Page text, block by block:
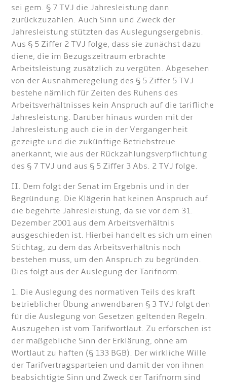
sei gem. § 7 TVJ die Jahresleistung dann
zurückzuzahlen. Auch Sinn und Zweck der
Jahresleistung stützten das Auslegungsergebnis.
Aus § 5 Ziffer 2 TVJ folge, dass sie zunächst dazu
diene, die im Bezugszeitraum erbrachte
Arbeitsleistung zusätzlich zu vergüten. Abgesehen
von der Ausnahmeregelung des § 5 Ziffer 5 TVJ
bestehe nämlich für Zeiten des Ruhens des
Arbeitsverhältnisses kein Anspruch auf die tarifliche
Jahresleistung. Darüber hinaus würden mit der
Jahresleistung auch die in der Vergangenheit
gezeigte und die zukünftige Betriebstreue
anerkannt, wie aus der Rückzahlungsverpflichtung
des § 7 TVJ und aus § 5 Ziffer 3 Abs. 2 TVJ folge.
II. Dem folgt der Senat im Ergebnis und in der
Begründung. Die Klägerin hat keinen Anspruch auf
die begehrte Jahresleistung, da sie vor dem 31.
Dezember 2001 aus dem Arbeitsverhältnis
ausgeschieden ist. Hierbei handelt es sich um einen
Stichtag, zu dem das Arbeitsverhältnis noch
bestehen muss, um den Anspruch zu begründen.
Dies folgt aus der Auslegung der Tarifnorm.
1. Die Auslegung des normativen Teils des kraft
betrieblicher Übung anwendbaren § 3 TVJ folgt den
für die Auslegung von Gesetzen geltenden Regeln.
Auszugehen ist vom Tarifwortlaut. Zu erforschen ist
der maßgebliche Sinn der Erklärung, ohne am
Wortlaut zu haften (§ 133 BGB). Der wirkliche Wille
der Tarifvertragsparteien und damit der von ihnen
beabsichtigte Sinn und Zweck der Tarifnorm sind